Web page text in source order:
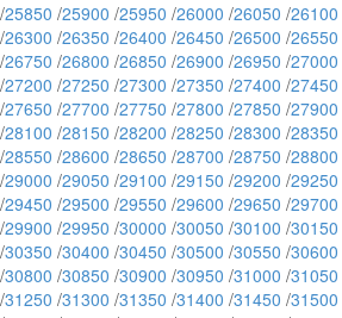
/25850 /25900 /25950 /26000 /26050 /26100
/26300 /26350 /26400 /26450 /26500 /26550
/26750 /26800 /26850 /26900 /26950 /27000
/27200 /27250 /27300 /27350 /27400 /27450
/27650 /27700 /27750 /27800 /27850 /27900
/28100 /28150 /28200 /28250 /28300 /28350
/28550 /28600 /28650 /28700 /28750 /28800
/29000 /29050 /29100 /29150 /29200 /29250
/29450 /29500 /29550 /29600 /29650 /29700
/29900 /29950 /30000 /30050 /30100 /30150
/30350 /30400 /30450 /30500 /30550 /30600
/30800 /30850 /30900 /30950 /31000 /31050
/31250 /31300 /31350 /31400 /31450 /31500